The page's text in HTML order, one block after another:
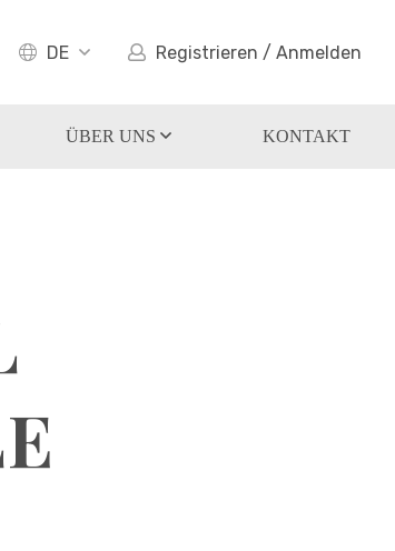
DE Registrieren / Anmelden
ÜBER UNS KONTAKT